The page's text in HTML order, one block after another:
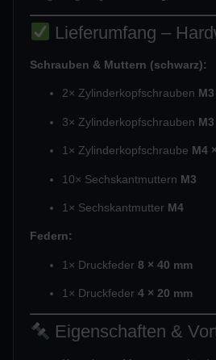
Lieferumfang –
Schrauben & Muttern (schwarz):
2× Zylinderkopfschrauben
3× Zylinderkopfschrauben
1× Zylinderkopfschraube M4
10× Sechskantmuttern M3
1× Sechskantmutter M4
Federn:
1× Druckfeder 8 × 40 mm
1× Druckfeder 4 × 20 mm
Eigenschaften &